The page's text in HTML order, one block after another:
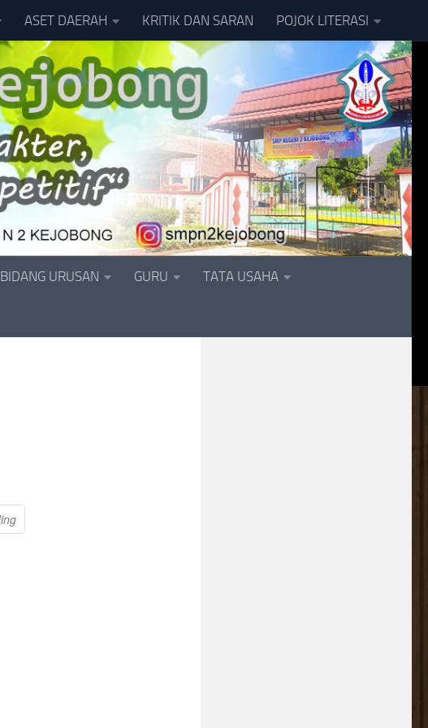
ASET DAERAH KRITIK DAN SARAN POJOK LITERASI
BIDANG URUSAN GURU TATA USAHA